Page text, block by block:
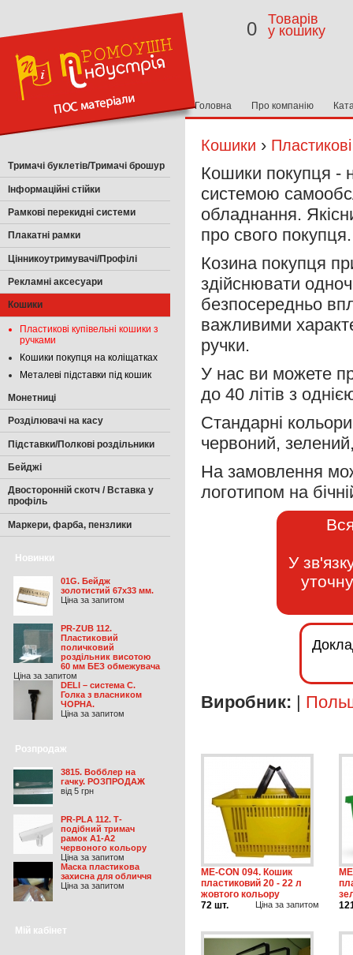
Тримачі буклетів/Тримачі брошур
Інформаційні стійки
Рамкові перекидні системи
Плакатні рамки
Цінникоутримувачі/Профілі
Рекламні аксесуари
Кошики
Пластикові купівельні кошики з
ручками
Кошики покупця на коліщатках
Металеві підставки під кошик
Монетниці
Розділювачі на касу
Підставки/Полкові роздільники
Бейджі
Двосторонній скотч / Вставка у
профіль
Маркери, фарба, пензлики
Новинки
01G. Бейдж
золотистий 67х33 мм.
Ціна за запитом
PR-ZUB 112.
Пластиковий
поличковий
роздільник висотою
60 мм БЕЗ обмежувача
Ціна за запитом
DELI – система С.
Голка з власником
ЧОРНА.
Ціна за запитом
Розпродаж
3815. Вобблер на
гачку. РОЗПРОДАЖ
від 5 грн
PR-PLA 112. Т-
подібний тримач
рамок А1-А2
червоного кольору
Ціна за запитом
Маска пластикова
захисна для обличчя
Ціна за запитом
Мій кабінет
0Товарів
у кошику
Головна Про компанію
Кошики ›
Кошики покупця -
системою
обладнання.
про свого покупця.
Козина покупця
здійснювати
безпосередньо
важливими
ручки.
У нас ви можете
до 40 літів з
Стандарні
червоний,
На замовлення
логотипом на
У
Виробник: |
ME-CON 094. Кошик
пластиковий 20 - 22 л
жовтого кольору
72 шт.
Ціна за запитом